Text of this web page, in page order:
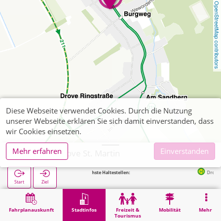
OpenStreetMap contributors
Fahrplanauskunft Stadtinfos
Freizeit &
Tourismus
Mobilität Mehr
Kreuzau, Drove St. Martin
Start Ziel
Nächste Haltestellen: Drove Schule
Stadtinfos Kreuzau, Drove St. Martin
Diese Webseite verwendet Cookies. Durch die Nutzung
unserer Webseite erklären Sie sich damit einverstanden, dass
wir Cookies einsetzen.
Mehr erfahren
Einverstanden